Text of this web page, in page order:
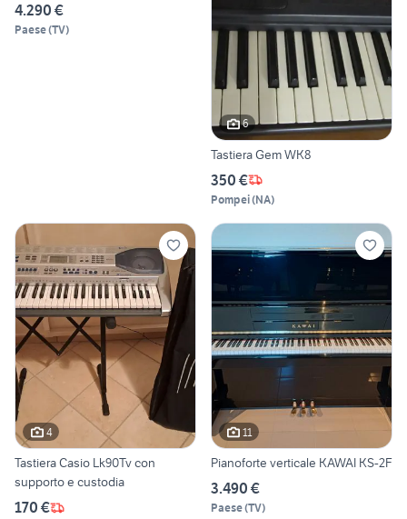
4.290 €
Paese(TV)
6
Tastiera Gem WK8
350 €
Pompei(NA)
4
Tastiera Casio Lk90Tv con
supporto e custodia
170 €
11
Pianoforte verticale KAWAI KS-2F
3.490 €
Paese(TV)